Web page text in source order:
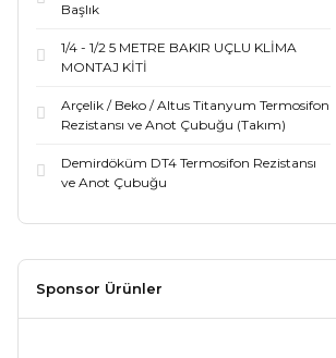
Başlık
1/4 - 1/2 5 METRE BAKIR UÇLU KLİMA
MONTAJ KİTİ
Arçelik / Beko / Altus Titanyum Termosifon
Rezistansı ve Anot Çubuğu (Takım)
Demirdöküm DT4 Termosifon Rezistansı
ve Anot Çubuğu
Sponsor Ürünler